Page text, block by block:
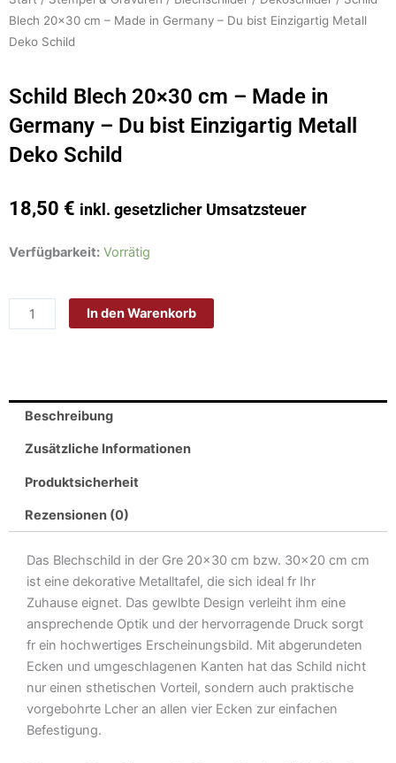
Blech 20×30 cm – Made in Germany – Du bist Einzigartig Metall
Deko Schild
Schild Blech 20×30 cm – Made in
Germany – Du bist Einzigartig Metall
Deko Schild
18,50 € inkl. gesetzlicher Umsatzsteuer
Verfügbarkeit: Vorrätig
Schild
Germany
Einzigartig
Metall
Deko
Menge
In den Warenkorb
Beschreibung
Zusätzliche Informationen
Produktsicherheit
Rezensionen (0)
Das Blechschild in der Gre 20×30 cm bzw. 30×20 cm cm
ist eine dekorative Metalltafel, die sich ideal fr Ihr
Zuhause eignet. Das gewlbte Design verleiht ihm eine
ansprechende Optik und der hervorragende Druck sorgt
fr ein hochwertiges Erscheinungsbild. Mit abgerundeten
Ecken und umgeschlagenen Kanten hat das Schild nicht
nur einen sthetischen Vorteil, sondern auch praktische
vorgebohrte Lcher an allen vier Ecken zur einfachen
Befestigung.